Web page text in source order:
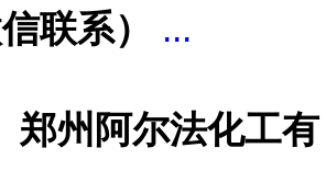
联系）
...
郑州阿尔法化工有